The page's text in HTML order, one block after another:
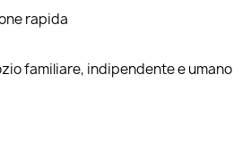
rapida
familiare, indipendente e umano